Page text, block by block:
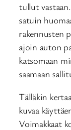
tullut
satuin
rakennusten
ajoin auton
katsomaan
saamaan
Tälläkin
kuvaa
Voimakkaat